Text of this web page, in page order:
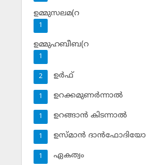
ഉമ്മുസലമ(റ
1
ഉമ്മുഹബീബ(റ
1
ഉര്‍ഫ്
2
ഉറക്കമുണര്‍ന്നാല്‍
1
ഉറങ്ങാന്‍ കിടന്നാല്‍
1
ഉസ്മാന്‍ ദാന്‍ഫോദിയോ
1
ഏകത്വം
1